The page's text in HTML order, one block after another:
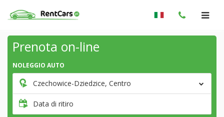
Prenota on-line
NOLEGGIO AUTO
Czechowice-Dziedzice, Centro
Data di ritiro